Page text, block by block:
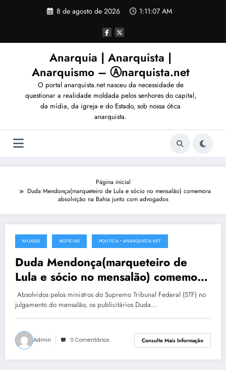
8 de agosto de 2026 1:11:10 AM
Anarquia | Anarquista |
Anarquismo – Ⓐnarquista.net
O portal anarquista.net nasceu da necessidade de
questionar a realidade moldada pelos senhores do capital,
da mídia, da igreja e do Estado, sob nossa ótica
anarquista.
Página inicial
Duda Mendonça(marqueteiro de Lula e sócio no mensalão) comemora
absolvição na Bahia junto com advogados
17 de outubro de 2012
MUNDO NOTÍCIAS POLITICA - ANARQUISTA.NET
Duda Mendonça(marqueteiro de
Lula e sócio no mensalão) comemora
absolvição na Bahia junto com
advogados
Absolvidos pelos ministros do Supremo Tribunal Federal (STF) no
julgamento do mensalão, os publicitários Duda…
Admin 0 Comentários Consulte Mais Informação